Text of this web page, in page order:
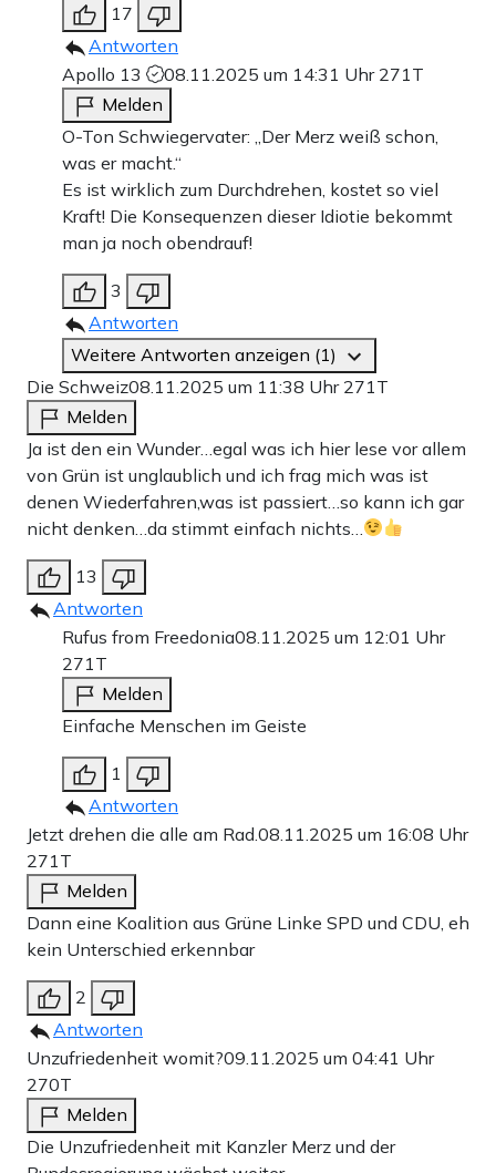
17
Antworten
Apollo 13
08.11.2025 um 14:31 Uhr 271T
Melden
O-Ton Schwiegervater: „Der Merz weiß schon,
was er macht.“
Es ist wirklich zum Durchdrehen, kostet so viel
Kraft! Die Konsequenzen dieser Idiotie bekommt
man ja noch obendrauf!
3
Antworten
Weitere Antworten anzeigen (1)
Die Schweiz08.11.2025 um 11:38 Uhr 271T
Melden
Ja ist den ein Wunder…egal was ich hier lese vor allem
von Grün ist unglaublich und ich frag mich was ist
denen Wiederfahren,was ist passiert…so kann ich gar
nicht denken…da stimmt einfach nichts…
13
Antworten
Rufus from Freedonia08.11.2025 um 12:01 Uhr
271T
Melden
Einfache Menschen im Geiste
1
Antworten
Jetzt drehen die alle am Rad. 08.11.2025 um 16:08 Uhr
271T
Melden
Dann eine Koalition aus Grüne Linke SPD und CDU, eh
kein Unterschied erkennbar
2
Antworten
Unzufriedenheit womit?09.11.2025 um 04:41 Uhr
270T
Melden
Die Unzufriedenheit mit Kanzler Merz und der